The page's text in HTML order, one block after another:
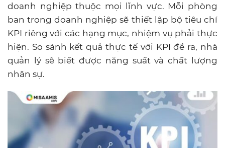
doanh nghiệp thuộc mọi lĩnh vực. Mỗi phòng
ban trong doanh nghiệp sẽ thiết lập bộ tiêu chí
KPI riêng với các hạng mục, nhiệm vụ phải thực
hiện. So sánh kết quả thực tế với KPI đề ra, nhà
quản lý sẽ biết được năng suất và chất lượng
nhân sự.